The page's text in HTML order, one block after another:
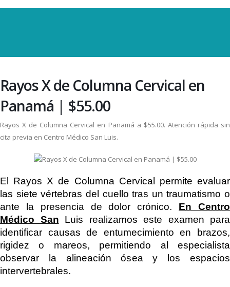
Rayos X de Columna Cervical en
Panamá | $55.00
Rayos X de Columna Cervical en Panamá a $55.00. Atención rápida sin
cita previa en Centro Médico San Luis.
El Rayos X de Columna Cervical permite evaluar
las siete vértebras del cuello tras un traumatismo o
ante la presencia de dolor crónico. En Centro
Médico San Luis realizamos este examen para
identificar causas de entumecimiento en brazos,
rigidez o mareos, permitiendo al especialista
observar la alineación ósea y los espacios
intervertebrales.